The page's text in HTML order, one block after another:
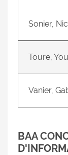
Sonier,
Toure,
Vanier,
BAA